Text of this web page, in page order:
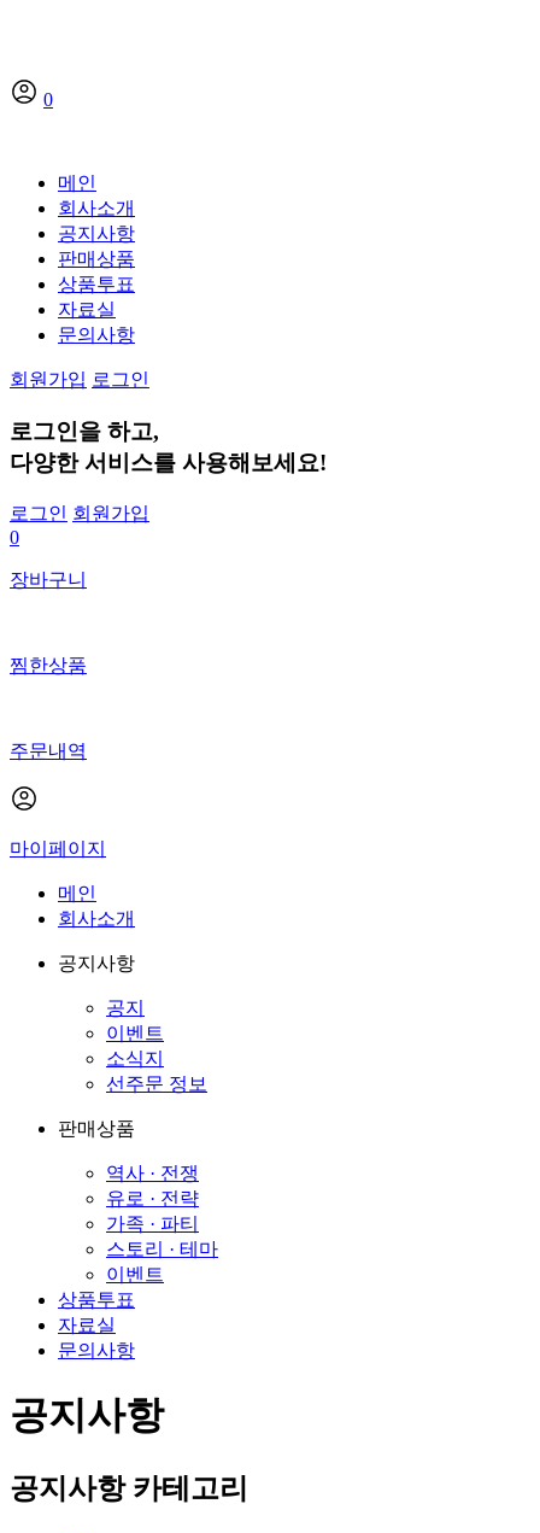
0
메인
회사소개
공지사항
판매상품
상품투표
자료실
문의사항
회원가입 로그인
로그인을 하고,
다양한 서비스를 사용해보세요!
로그인 회원가입
0
장바구니
찜한상품
주문내역
마이페이지
메인
회사소개
공지사항
공지
이벤트
소식지
선주문 정보
판매상품
역사 · 전쟁
유로 · 전략
가족 · 파티
스토리 · 테마
이벤트
상품투표
자료실
문의사항
공지사항
공지사항 카테고리